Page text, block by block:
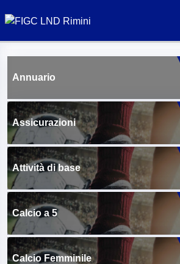
Annuario
Assicurazioni
Attività di base
Calcio a 5
Calcio Femminile